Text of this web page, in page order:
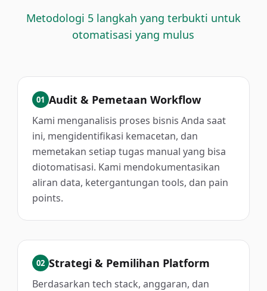
Metodologi 5 langkah yang terbukti untuk
otomatisasi yang mulus
01 Audit & Pemetaan Workflow
Kami menganalisis proses bisnis Anda saat
ini, mengidentifikasi kemacetan, dan
memetakan setiap tugas manual yang bisa
diotomatisasi. Kami mendokumentasikan
aliran data, ketergantungan tools, dan pain
points.
02 Strategi & Pemilihan Platform
Berdasarkan tech stack, anggaran, dan